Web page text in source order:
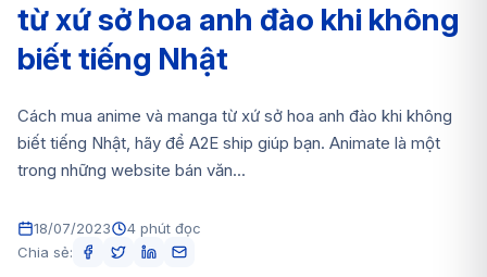
từ xứ sở hoa anh đào khi không
biết tiếng Nhật
Cách mua anime và manga từ xứ sở hoa anh đào khi không
biết tiếng Nhật, hãy để A2E ship giúp bạn. Animate là một
trong những website bán văn...
18/07/2023
4 phút đọc
Chia sẻ: